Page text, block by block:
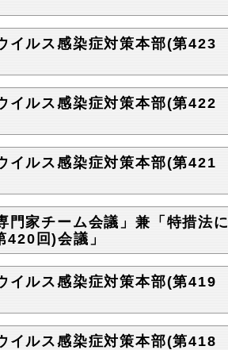
イルス感染症対策本部(第423
イルス感染症対策本部(第422
イルス感染症対策本部(第421
家チーム会議」兼「特措法に
回)会議」
イルス感染症対策本部(第419
イルス感染症対策本部(第418